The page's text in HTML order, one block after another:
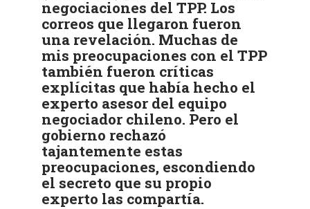
negociaciones del TPP. Los
correos que llegaron fueron
una revelación. Muchas de
mis preocupaciones con el TPP
también fueron críticas
explícitas que había hecho el
experto asesor del equipo
negociador chileno. Pero el
gobierno rechazó
tajantemente estas
preocupaciones, escondiendo
el secreto que su propio
experto las compartía.